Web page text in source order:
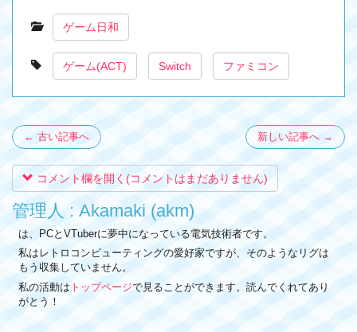
ゲーム日和
ゲーム(ACT) Switch ファミコン
← 古い記事へ 新しい記事へ →
コメント欄を開く(コメントはまだありません)
管理人 : Akamaki (akm)
は、PCとVTuberに夢中になっている電気技術者です。
私はレトロコンピューティングの愛好家ですが、そのようなリグは
もう収集していません。
私の活動は トップページで見ることができます。読んでくれてあり
がとう！